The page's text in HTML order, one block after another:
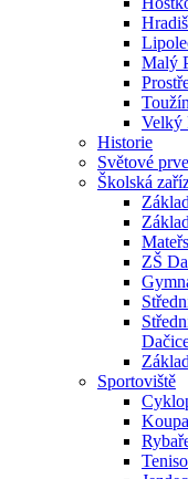
Malý
Toužín
Velký
Historie
Světové
Školská
ZŠ
Sportoviště